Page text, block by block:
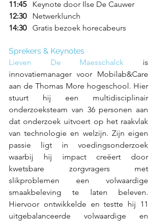
11:45
   Keynote door Ilse De Cauwer
12:30
   Netwerklunch
14:30
   Gratis bezoek horecabeurs
Sprekers & Keynotes
Lieven De Maesschalck
is
innovatiemanager voor Mobilab&Care
aan de Thomas More hogeschool. Hier
stuurt hij een multidisciplinair
onderzoeksteam van 36 personen aan
dat onderzoek uitvoert op het raakvlak
van technologie en welzijn. Zijn eigen
passie ligt in voedingsonderzoek
waarbij hij impact creëert door
kwetsbare zorgvragers met
slikproblemen een volwaardige
smaakbeleving te laten beleven.
Hiervoor ontwikkelde en testte hij 11
uitgebalanceerde volwaardige en